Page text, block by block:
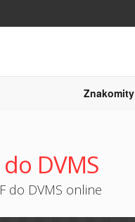
Znakomity
DVMS
do DVMS online